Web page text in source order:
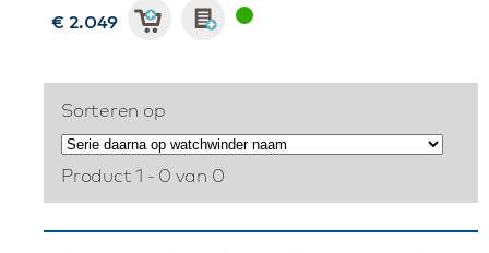
€ 2.049
Sorteren op
Product 1 - 0 van 0